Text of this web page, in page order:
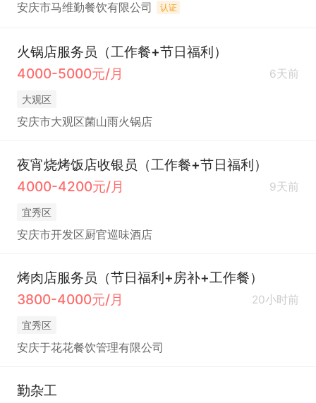
安庆市马维勤餐饮有限公司 认证
火锅店服务员（工作餐+节日福利）
4000-5000元/月
6天前
大观区
安庆市大观区菌山雨火锅店
夜宵烧烤饭店收银员（工作餐+节日福利）
4000-4200元/月
9天前
宜秀区
安庆市开发区厨官巡味酒店
烤肉店服务员（节日福利+房补+工作餐）
3800-4000元/月
20小时前
宜秀区
安庆于花花餐饮管理有限公司
勤杂工